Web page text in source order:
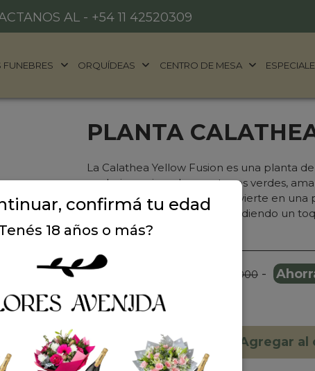
AL - +54 11 42520309
ORQUÍDEAS CENTRO DE MESA
PLANTA
La Calathea Yellow Fusion es una planta
sus hojas variegadas con tonos verdes,
follaje único y vibrante la convierte en una
cualquier hogar u oficina, añadiendo un
espacios
Precio: $ 79.000 $ 89.000 -
Cantidad:
Agregar al
confirmá tu edad
18 años o más?